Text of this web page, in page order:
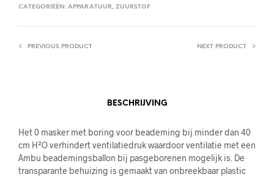
CATEGORIEËN: APPARATUUR, ZUURSTOF
PREVIOUS PRODUCT NEXT PRODUCT
BESCHRIJVING
Het 0 masker met boring voor beademing bij minder dan 40
cm H²O verhindert ventilatiedruk waardoor ventilatie met een
Ambu beademingsballon bij pasgeborenen mogelijk is. De
transparante behuizing is gemaakt van onbreekbaar plastic